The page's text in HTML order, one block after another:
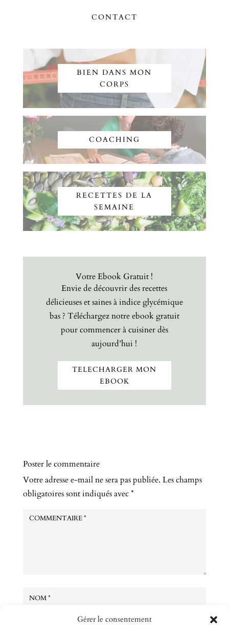
Gérer le consentement
CONTACT
BIEN DANS MON
CORPS
COACHING
RECETTES DE LA
SEMAINE
Votre Ebook Gratuit !
Envie de découvrir des recettes
délicieuses et saines à indice glycémique
bas ? Téléchargez notre ebook gratuit
pour commencer à cuisiner dès
aujourd’hui !
TELECHARGER MON
EBOOK
Poster le commentaire
Votre adresse e-mail ne sera pas publiée. Les champs
obligatoires sont indiqués avec*